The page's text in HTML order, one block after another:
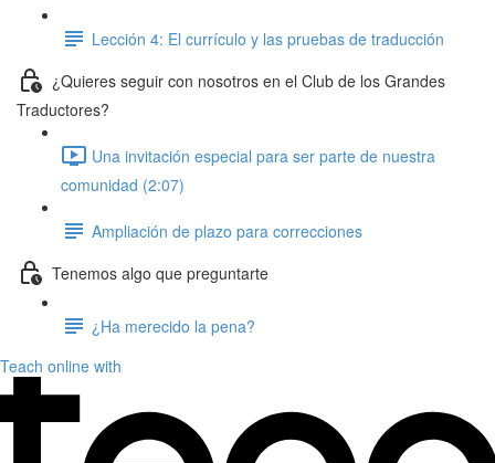
Lección 4: El currículo y las pruebas de traducción
¿Quieres seguir con nosotros en el Club de los Grandes
Traductores?
Una invitación especial para ser parte de nuestra
comunidad (2:07)
Ampliación de plazo para correcciones
Tenemos algo que preguntarte
¿Ha merecido la pena?
Teach online with